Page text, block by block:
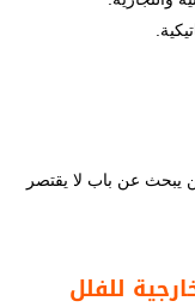
يبحث عن باب لا يقتصر
للفلل​​